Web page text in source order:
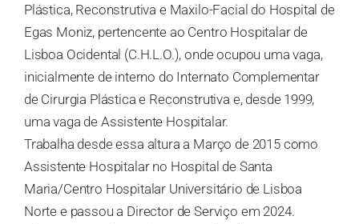
Plástica, Reconstrutiva e Maxilo-Facial do Hospital de
Egas Moniz, pertencente ao Centro Hospitalar de
Lisboa Ocidental (C.H.L.O.), onde ocupou uma vaga,
inicialmente de interno do Internato Complementar
de Cirurgia Plástica e Reconstrutiva e, desde 1999,
uma vaga de Assistente Hospitalar.
Trabalha desde essa altura a Março de 2015 como
Assistente Hospitalar no Hospital de Santa
Maria/Centro Hospitalar Universitário de Lisboa
Norte e passou a Director de Serviço em 2024.